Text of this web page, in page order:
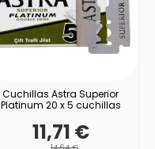
Cuchillas Astra Superior
Platinum 20 x 5 cuchillas
11,71 €